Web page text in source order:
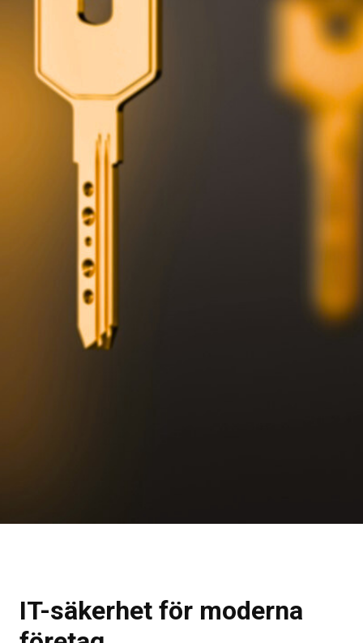
IT-säkerhet för moderna